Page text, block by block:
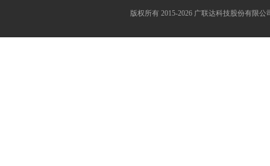
版权所有 2015-2026 广联达科技股份有限公